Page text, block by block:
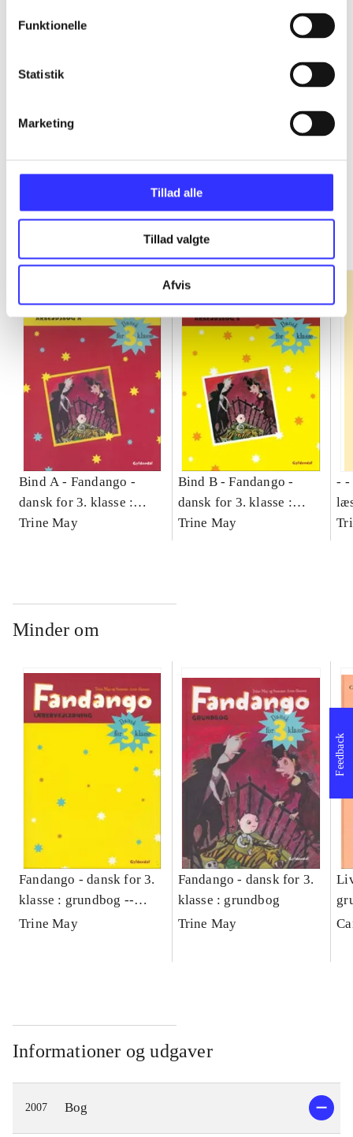
Funktionelle
Statistik
Marketing
Tillad alle
Tillad valgte
Afvis
Fandango - dansk for 3. klasse
Bind A - Fandango -
dansk for 3. klasse :
grundbog -- Arbejdsbog.
Trine May
Bind B -Fandango -
dansk for 3. klasse :
grundbog -- Arbejdsbog.
Trine May
- -
-
Minder om
Fandango - dansk for 3.
klasse : grundbog --
Lærervejledning
Trine May
Fandango - dansk for 3.
klasse : grundbog
Trine May
Informationer og udgaver
2007 Bog
Feedback